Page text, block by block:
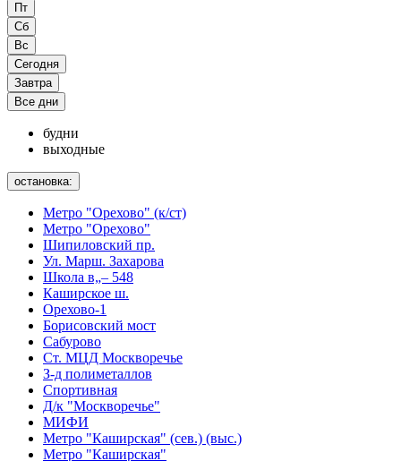
Пт
Сб
Вс
Сегодня
Завтра
Все дни
будни
выходные
остановка:
Метро "Орехово" (к/ст)
Метро "Орехово"
Шипиловский пр.
Ул. Марш. Захарова
Школа в„– 548
Каширское ш.
Орехово-1
Борисовский мост
Сабурово
Ст. МЦД Москворечье
З-д полиметаллов
Спортивная
Д/к "Москворечье"
МИФИ
Метро "Каширская" (сев.) (выс.)
Метро "Каширская"